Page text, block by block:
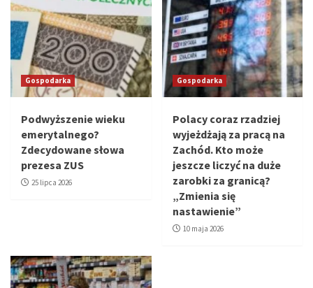
Gospodarka
Podwyższenie wieku
emerytalnego?
Zdecydowane słowa
prezesa ZUS
25 lipca 2026
Gospodarka
Polacy coraz rzadziej
wyjeżdżają za pracą na
Zachód. Kto może
jeszcze liczyć na duże
zarobki za granicą?
„Zmienia się
nastawienie”
10 maja 2026